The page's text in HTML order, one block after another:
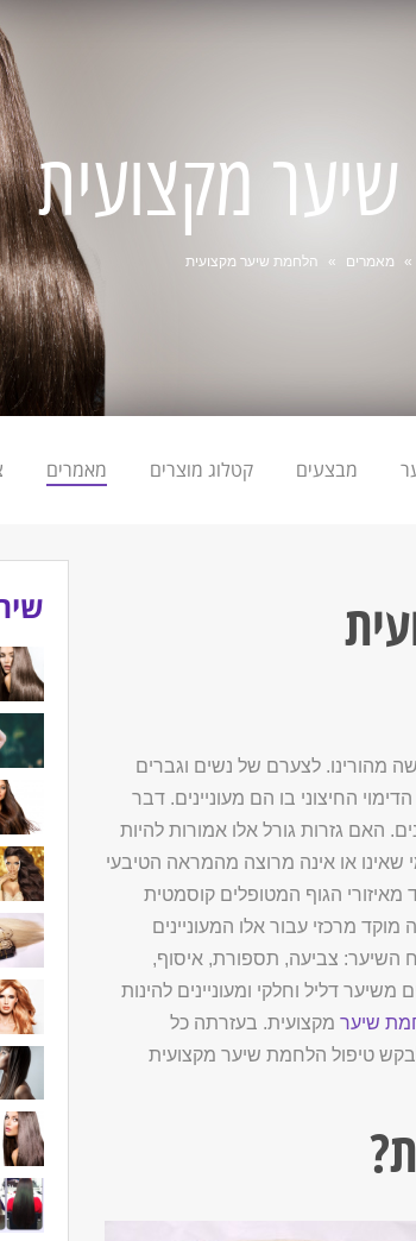
מקצועית
» מאמרים » הלחמת שיער מקצועית
מבצעים קטלוג מוצרים מאמרים
מהורינו. לצערם של נשים וגברים
החיצוני בו הם מעוניינים. דבר
האם גזרות גורל אלו אמורות להיות
או אינה מרוצה מהמראה הטיבעי
הגוף המטופלים קוסמטית
מרכזי עבור אלו המעוניינים
השיער: צביעה, תספורת, איסוף,
דליל וחלקי ומעוניינים להינות
שיער מקצועית. בעזרתה כל
טיפול הלחמת שיער מקצועית